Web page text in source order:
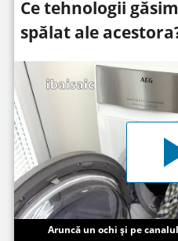
Ce tehnologii
spălat ale
Aruncă un ochi și pe